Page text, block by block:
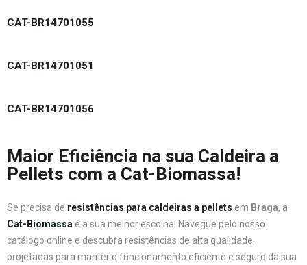
CAT-BR14701055
CAT-BR14701051
CAT-BR14701056
Maior Eficiência na sua Caldeira a
Pellets com a Cat-Biomassa!
Se precisa de resistências para caldeiras a pellets em Braga, a
Cat-Biomassa é a sua melhor escolha. Navegue pelo nosso
catálogo online e descubra resistências de alta qualidade,
projetadas para manter o funcionamento eficiente e seguro da sua